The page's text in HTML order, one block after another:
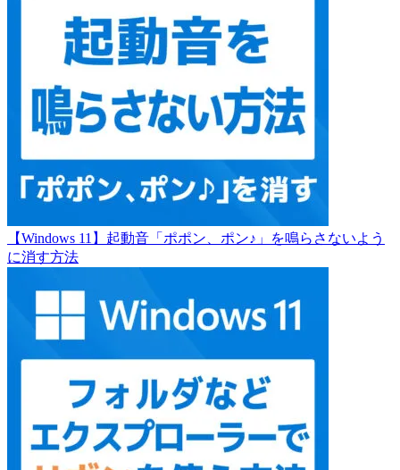
【Windows 11】起動音「ポポン、ポン♪」を鳴らさないよう
に消す方法